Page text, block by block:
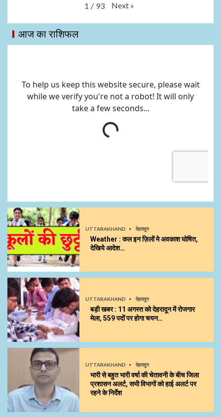
1 / 93 Next »
आज का राशिफल
UTTARAKHAND देहरादून
Weather : कल इन ज़िलों मे अवकाश घोषित,
देखिये आदेश…
UTTARAKHAND देहरादून
बड़ी खबर : 11 अगस्त को देहरादून में रोजगार
मेला, 559 पदों पर होगा चयन…
UTTARAKHAND देहरादून
भारी से बहुत भारी वर्षा की चेतावनी के बीच जिला
प्रशासन अलर्ट, सभी विभागों को हाई अलर्ट पर
रहने के निर्देश